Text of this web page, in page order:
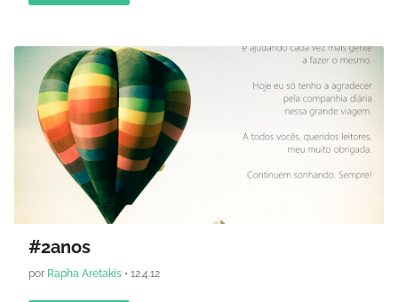
#2anos
por Rapha Aretakis • 12.4.12